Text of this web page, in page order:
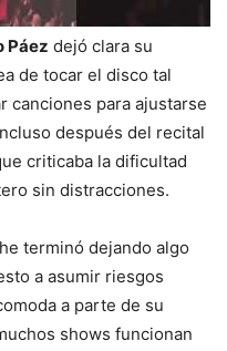
Páez dejó clara su
de tocar el disco tal
canciones para ajustarse
después del recital
criticaba la dificultad
sin distracciones.
terminó dejando algo
a asumir riesgos
a parte de su
shows funcionan